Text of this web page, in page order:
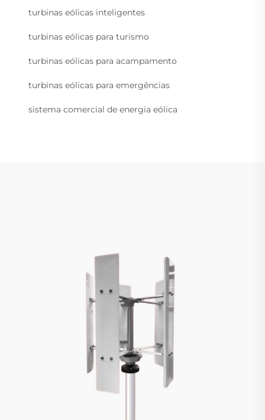
turbinas eólicas inteligentes
turbinas eólicas para turismo
turbinas eólicas para acampamento
turbinas eólicas para emergências
sistema comercial de energia eólica